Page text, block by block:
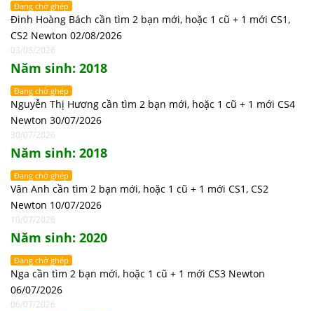
Đang chờ ghép
Đinh Hoàng Bách cần tìm 2 bạn mới, hoặc 1 cũ + 1 mới CS1,
CS2 Newton 02/08/2026
03/08/2026
Năm sinh: 2018
Đang chờ ghép
Nguyễn Thị Hương cần tìm 2 bạn mới, hoặc 1 cũ + 1 mới CS4
Newton 30/07/2026
30/07/2026
Năm sinh: 2018
Đang chờ ghép
Vân Anh cần tìm 2 bạn mới, hoặc 1 cũ + 1 mới CS1, CS2
Newton 10/07/2026
10/07/2026
Năm sinh: 2020
Đang chờ ghép
Nga cần tìm 2 bạn mới, hoặc 1 cũ + 1 mới CS3 Newton
06/07/2026
06/07/2026